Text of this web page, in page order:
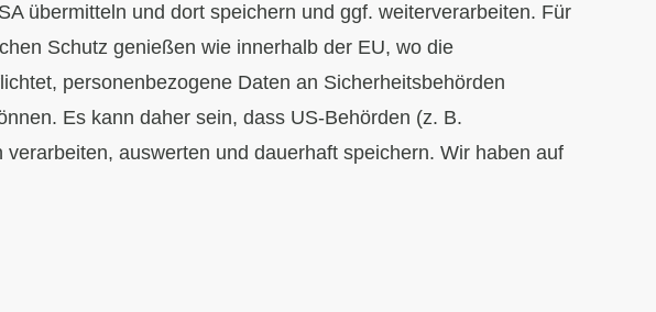
übermitteln und dort speichern und ggf. weiterverarbeiten. Für
Schutz genießen wie innerhalb der EU, wo die
personenbezogene Daten an Sicherheitsbehörden
Es kann daher sein, dass US-Behörden (z. B.
auswerten und dauerhaft speichern. Wir haben auf